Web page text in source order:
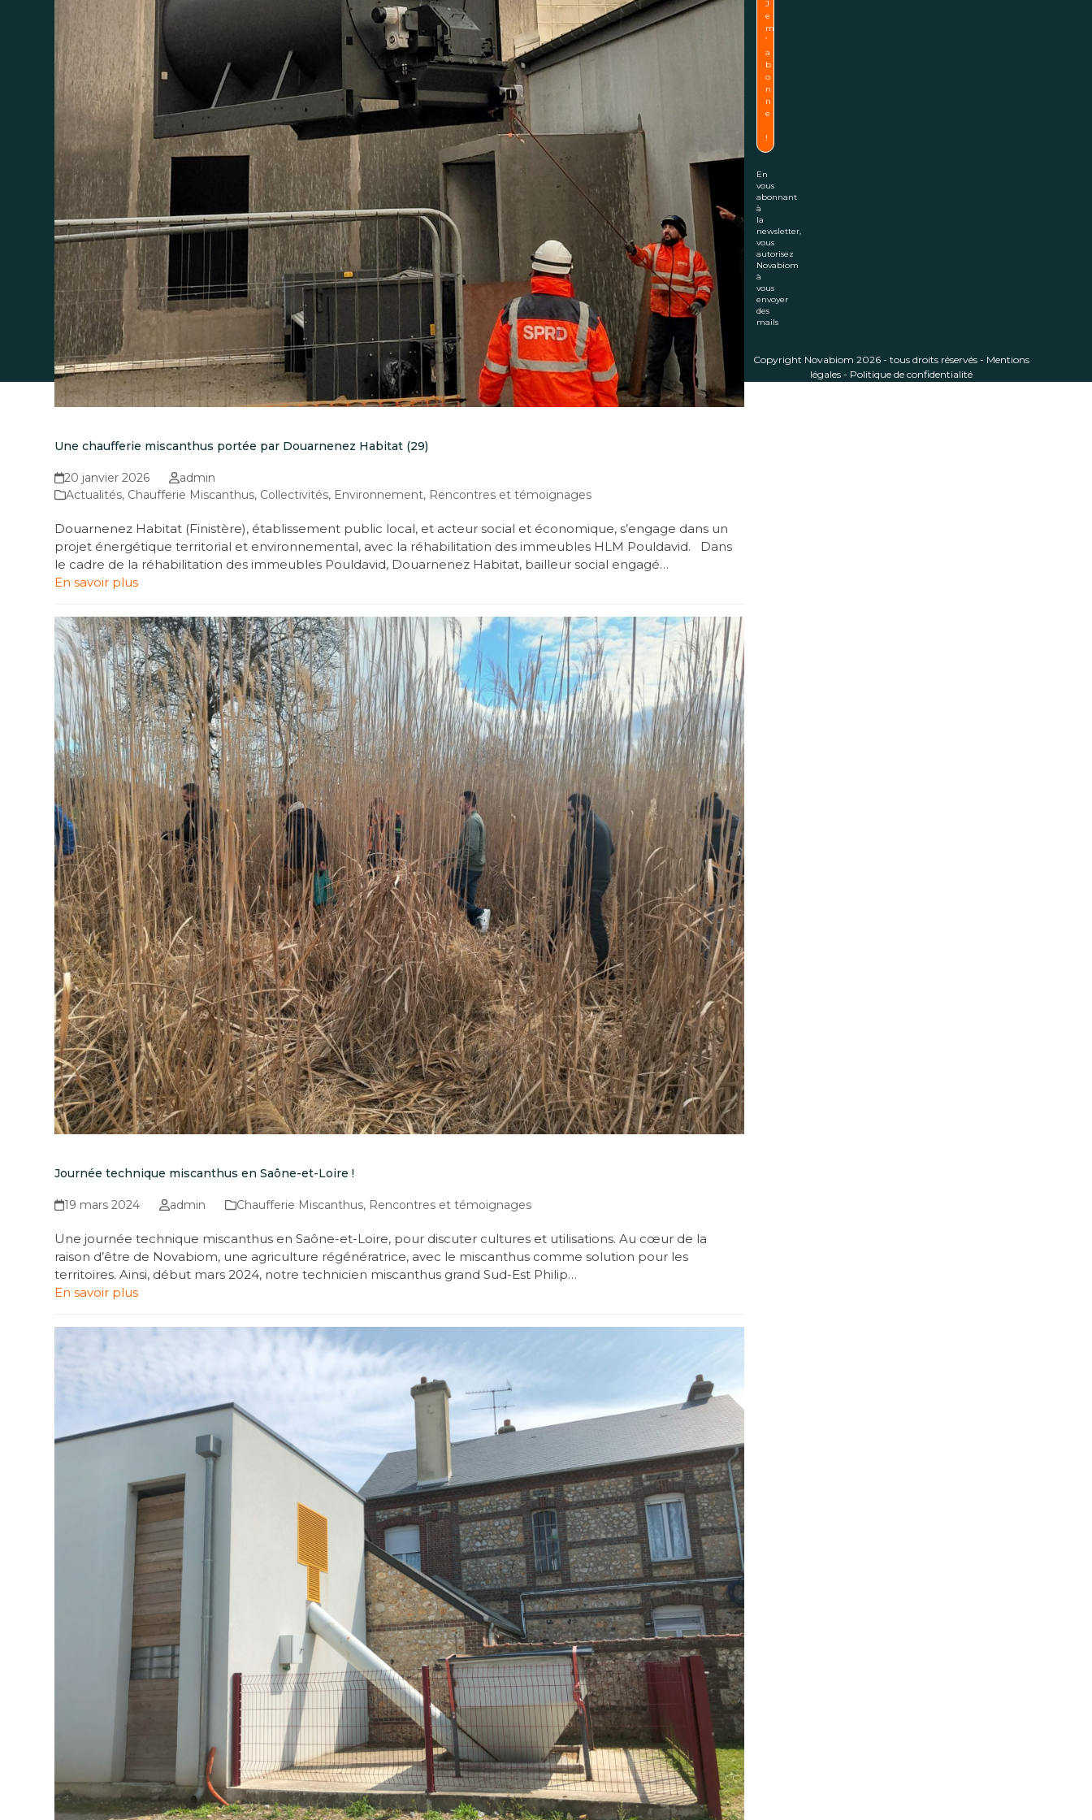
Une chaufferie miscanthus portée par Douarnenez Habitat (29)
20 janvier 2026
admin
Actualités, Chaufferie Miscanthus, Collectivités, Environnement, Rencontres et témoignages
Douarnenez Habitat (Finistère), établissement public local, et acteur social et économique, s’engage dans un
projet énergétique territorial et environnemental, avec la réhabilitation des immeubles HLM Pouldavid. Dans
le cadre de la réhabilitation des immeubles Pouldavid, Douarnenez Habitat, bailleur social engagé…
En savoir plus
Journée technique miscanthus en Saône-et-Loire !
19 mars 2024 admin Chaufferie Miscanthus, Rencontres et témoignages
Une journée technique miscanthus en Saône-et-Loire, pour discuter cultures et utilisations. Au cœur de la
raison d’être de Novabiom, une agriculture régénératrice, avec le miscanthus comme solution pour les
territoires. Ainsi, début mars 2024, notre technicien miscanthus grand Sud-Est Philip…
En savoir plus
En
vous
abonnant
à
la
newsletter,
vous
autorisez
Novabiom
à
vous
envoyer
des
mails
Copyright Novabiom 2026 - tous droits réservés - Mentions
légales- Politique de confidentialité